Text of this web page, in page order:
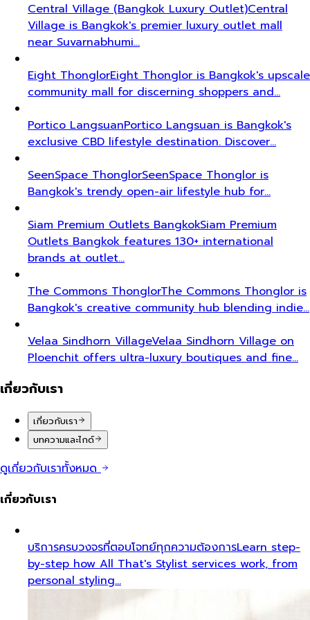
Central Village (Bangkok Luxury Outlet)Central
Village is Bangkok's premier luxury outlet mall
near Suvarnabhumi…
Eight ThonglorEight Thonglor is Bangkok's upscale
community mall for discerning shoppers and…
Portico LangsuanPortico Langsuan is Bangkok's
exclusive CBD lifestyle destination. Discover…
SeenSpace ThonglorSeenSpace Thonglor is
Bangkok's trendy open-air lifestyle hub for…
Siam Premium Outlets BangkokSiam Premium
Outlets Bangkok features 130+ international
brands at outlet…
The Commons ThonglorThe Commons Thonglor is
Bangkok's creative community hub blending indie…
Velaa Sindhorn VillageVelaa Sindhorn Village on
Ploenchit offers ultra-luxury boutiques and fine…
เกี่ยวกับเรา
เกี่ยวกับเรา
บทความและไกด์
ดูเกี่ยวกับเราทั้งหมด
เกี่ยวกับเรา
บริการครบวงจรที่ตอบโจทย์ทุกความต้องการLearn step-
by-step how All That's Stylist services work, from
personal styling…